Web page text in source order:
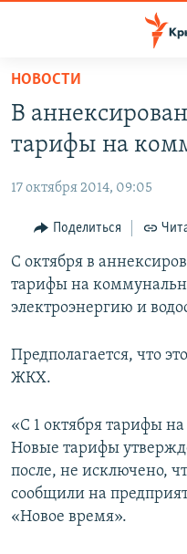
Вернуться
основному
содержанию
Вернутся
навигации
Вернутся
поиску
СПЕЦПРОЕКТЫ
КАРТА ВОЕННЫХ ОБЪЕКТОВ
11 ЛЕТ ОККУПАЦИИ КРЫМА.
ВОДА
ИСТОРИЯ
ЕЩЕ
ИНТЕРАКТИВ
ИНФОГРАФИКА
СОВЕТЫ ПРАВОЗАЩИТНИКОВ
ПОБЕДИТЕЛЕЙ НЕ СУДЯТ?
КРЫМ.НЕПОКОРЕННЫЙ
ELIFBE
УКРАИНСКАЯ ПРОБЛЕМА
РАДІО СВОБОДА
КАК ОБОЙТИ
Qırımtatar
ПРИСОЕДИНЯЙТЕСЬ!
НОВОСТИ
В
тарифы на
17 октября 2014, 09:05
Поделиться
С октября в
тарифы на
электроэнергию и
Предполагается, что
ЖКХ.
«С 1 октября тарифы
Новые тарифы
после, не исключено,
сообщили на
«Новое время».